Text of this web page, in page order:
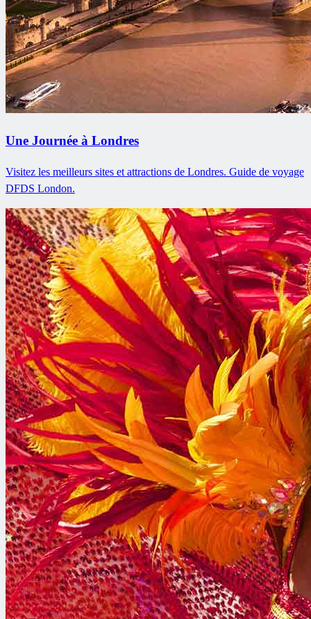
Une Journée à Londres
Visitez les meilleurs sites et attractions de Londres. Guide de voyage
DFDS London.